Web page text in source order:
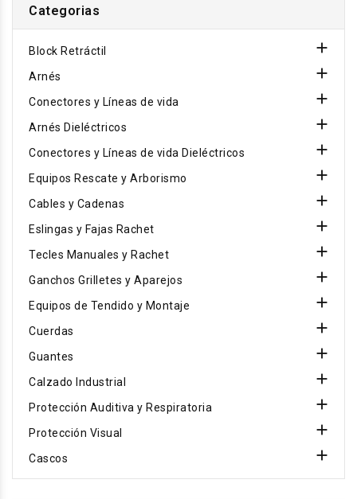
Categorias
Block Retráctil 
Arnés 
Conectores y Líneas de vida 
Arnés Dieléctricos 
Conectores y Líneas de vida Dieléctricos 
Equipos Rescate y Arborismo 
Cables y Cadenas 
Eslingas y Fajas Rachet 
Tecles Manuales y Rachet 
Ganchos Grilletes y Aparejos 
Equipos de Tendido y Montaje 
Cuerdas 
Guantes 
Calzado Industrial 
Protección Auditiva y Respiratoria 
Protección Visual 
Cascos 